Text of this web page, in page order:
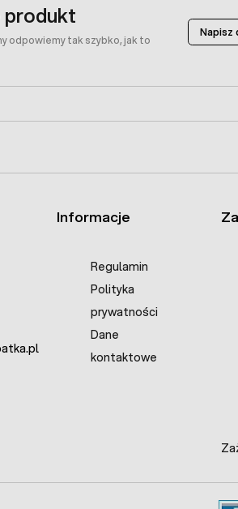
produkt
odpowiemy tak szybko, jak to
Napisz
Informacje
Regulamin
Polityka
prywatności
Dane
kontaktowe